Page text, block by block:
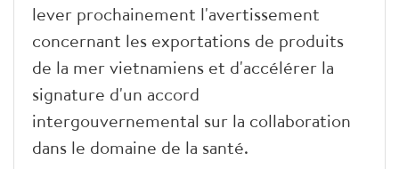
lever prochainement l'avertissement
concernant les exportations de produits
de la mer vietnamiens et d'accélérer la
signature d'un accord
intergouvernemental sur la collaboration
dans le domaine de la santé.